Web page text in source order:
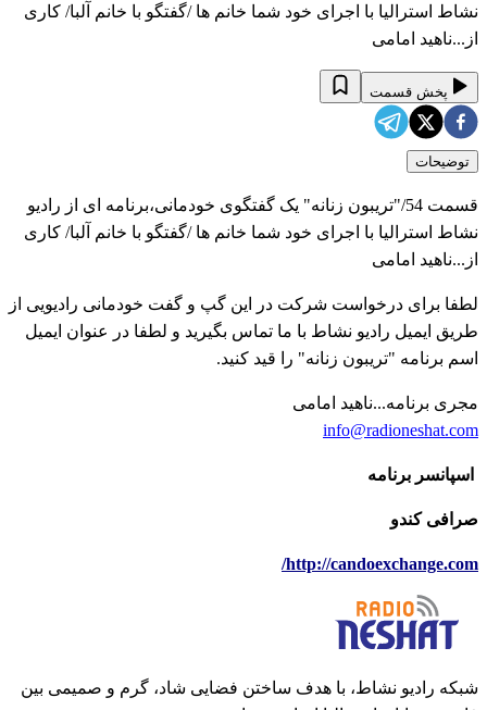
نشاط استرالیا با اجرای خود شما خانم ها /گفتگو با خانم آلبا/ کاری
از...ناهید امامی
پخش قسمت
توضیحات
قسمت 54/"تریبون زنانه" یک گفتگوی خودمانی،برنامه ای از رادیو
نشاط استرالیا با اجرای خود شما خانم ها /گفتگو با خانم آلبا/ کاری
از...ناهید امامی
لطفا برای درخواست شرکت در این گپ و گفت خودمانی رادیویی از
طریق ایمیل رادیو نشاط با ما تماس بگیرید و لطفا در عنوان ایمیل
اسم برنامه "تریبون زنانه" را قید کنید.
مجری برنامه...ناهید امامی
info@radioneshat.com
اسپانسر برنامه
صرافی کندو
http://candoexchange.com/
شبکه رادیو نشاط، با هدف ساختن فضایی شاد، گرم و صمیمی بین